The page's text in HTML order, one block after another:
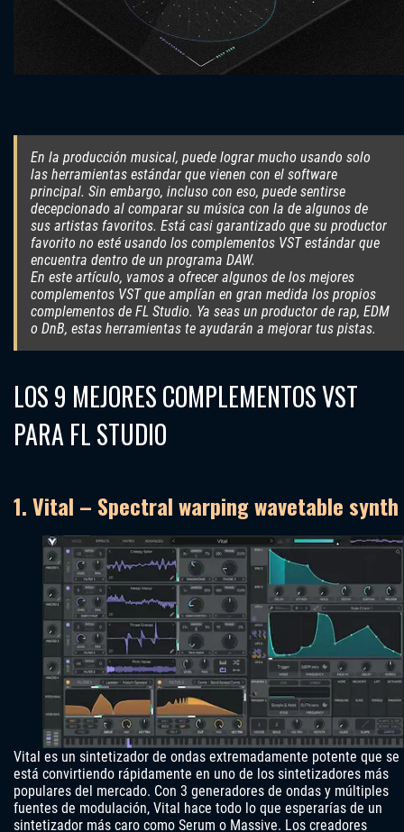
En la producción musical, puede lograr mucho usando solo
las herramientas estándar que vienen con el software
principal. Sin embargo, incluso con eso, puede sentirse
decepcionado al comparar su música con la de algunos de
sus artistas favoritos. Está casi garantizado que su productor
favorito no esté usando los complementos VST estándar que
encuentra dentro de un programa DAW.
En este artículo, vamos a ofrecer algunos de los mejores
complementos VST que amplían en gran medida los propios
complementos de FL Studio. Ya seas un productor de rap, EDM
o DnB, estas herramientas te ayudarán a mejorar tus pistas.
LOS 9 MEJORES COMPLEMENTOS VST
PARA FL STUDIO
1. Vital – Spectral warping wavetable synth
Vital es un sintetizador de ondas extremadamente potente que se
está convirtiendo rápidamente en uno de los sintetizadores más
populares del mercado. Con 3 generadores de ondas y múltiples
fuentes de modulación, Vital hace todo lo que esperarías de un
sintetizador más caro como Serum o Massive. Los creadores